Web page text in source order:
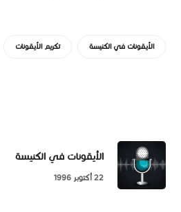
الأيقونات في الكنيسة تكريم الأيقونات
الأيقونات في الكنيسة
22 أكتوبر 1996